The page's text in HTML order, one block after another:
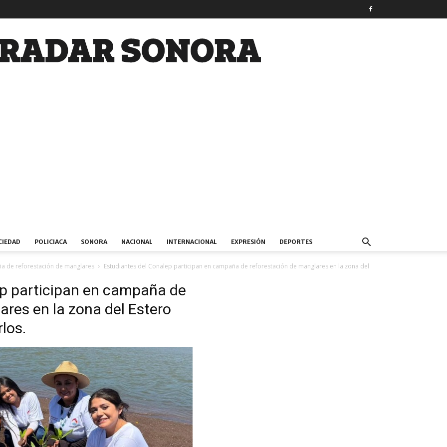
POLICIACA SONORA NACIONAL INTERNACIONAL EXPRESIÓN DEPORTES
de reforestación de manglares
Estudiantes del Conalep participan en campaña de reforestación de manglares en la zona del
participan en campaña de
en la zona del Estero